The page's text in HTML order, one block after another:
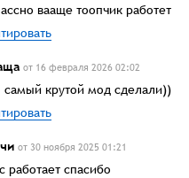
вааще тоопчик работет
от 16 февраля 2026 02:02
самый крутой мод сделали))
от 30 ноября 2025 01:21
работает спасибо